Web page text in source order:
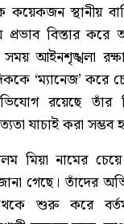
স্থানীয়
প্রভাব বিস্তার
সময় আইনশৃঙ্খলা
‘ম্যানেজ’ করে
রয়েছে তাঁর
যাচাই করা সম্ভব
মিয়া নামের
গেছে। তাঁদের
শুরু করে